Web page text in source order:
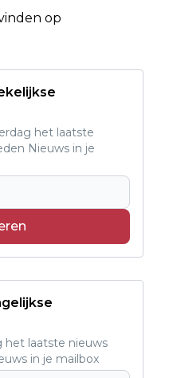
op
het laatste
Nieuws in je
het laatste nieuws
in je mailbox